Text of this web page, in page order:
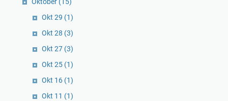
Okt 29 (1)
Okt 28 (3)
Okt 27 (3)
Okt 25 (1)
Okt 16 (1)
Okt 11 (1)